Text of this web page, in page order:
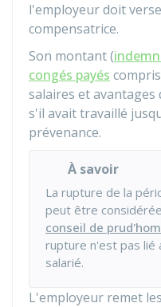
l'employeur doit
compensatrice.
Son montant (
congés payés
salaires et
s'il avait travaillé
prévenance.
À savoir
La rupture de la
peut être
conseil de
rupture n'est pas lié
salarié.
L'employeur remet